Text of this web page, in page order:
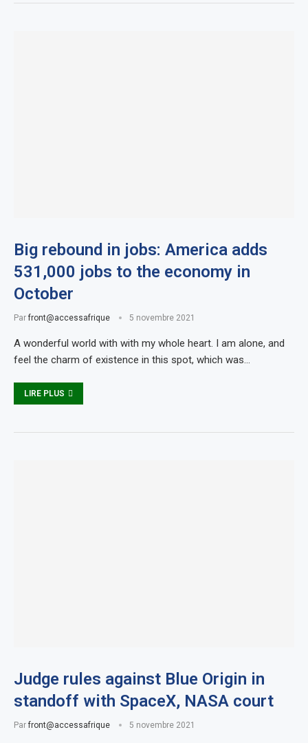
Big rebound in jobs: America adds
531,000 jobs to the economy in
October
Parfront@accessafrique 5 novembre 2021
A wonderful world with with my whole heart. I am alone, and
feel the charm of existence in this spot, which was…
LIRE PLUS
Judge rules against Blue Origin in
standoff with SpaceX, NASA court
Parfront@accessafrique 5 novembre 2021